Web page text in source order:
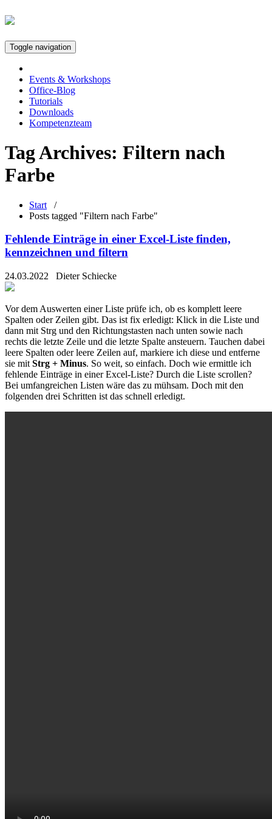
Toggle navigation
Events & Workshops
Office-Blog
Tutorials
Downloads
Kompetenzteam
Tag Archives: Filtern nach
Farbe
Start /
Posts tagged "Filtern nach Farbe"
Fehlende Einträge in einer Excel-Liste finden,
kennzeichnen und filtern
24.03.2022 Dieter Schiecke
Vor dem Auswerten einer Liste prüfe ich, ob es komplett leere
Spalten oder Zeilen gibt. Das ist fix erledigt: Klick in die Liste und
dann mit Strg und den Richtungstasten nach unten sowie nach
rechts die letzte Zeile und die letzte Spalte ansteuern. Tauchen dabei
leere Spalten oder leere Zeilen auf, markiere ich diese und entferne
sie mit Strg + Minus. So weit, so einfach. Doch wie ermittle ich
fehlende Einträge in einer Excel-Liste? Durch die Liste scrollen?
Bei umfangreichen Listen wäre das zu mühsam. Doch mit den
folgenden drei Schritten ist das schnell erledigt.